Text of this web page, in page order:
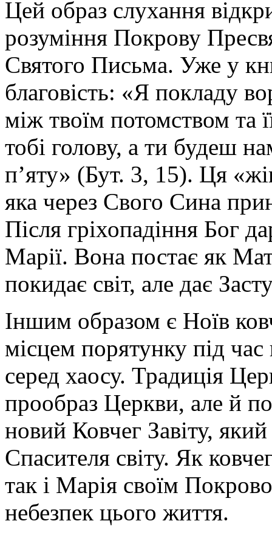
Цей образ слухання
розуміння Покрову
Святого Письма. Уже у
благовість: «Я покладу
між твоїм потомством та
тобі голову, а ти будеш
п’яту» (Бут. 3, 15). Ця
яка через Свого Сина
Після гріхопадіння Бог
Марії. Вона постає як
покидає світ, але дає
Іншим образом є Ноїв
місцем порятунку під
серед хаосу. Традиція
прообраз Церкви, але й
новий Ковчег Завіту,
Спасителя світу. Як
так і Марія своїм
небезпек цього життя.